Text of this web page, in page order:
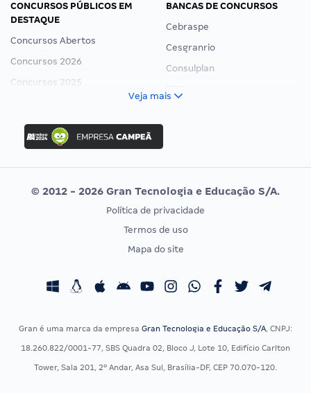
CONCURSOS PÚBLICOS EM
DESTAQUE
Concursos Abertos
Concursos 2026
Concursos 2025
Concurso Ibama
Concurso MPU
Editais publicados
BANCAS DE CONCURSOS
Cebraspe
Cesgranrio
Consulplan
Vunesp
CONCURSOS POR PROFISSÃO
Concursos Fiscais
Concursos Saúde
EXAME DE ORDEM
Calendário OAB
Veja mais
© 2012 - 2026 Gran Tecnologia e Educação S/A.
Política de privacidade
Termos de uso
Mapa do site
Gran é uma marca da empresa Gran Tecnologia e Educação S/A, CNPJ:
18.260.822/0001-77, SBS Quadra 02, Bloco J, Lote 10, Edifício Carlton
Tower, Sala 201, 2º Andar, Asa Sul, Brasília-DF, CEP 70.070-120.